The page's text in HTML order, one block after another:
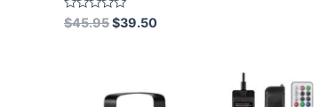
Rated
0
$45.95Original
$39.50Current